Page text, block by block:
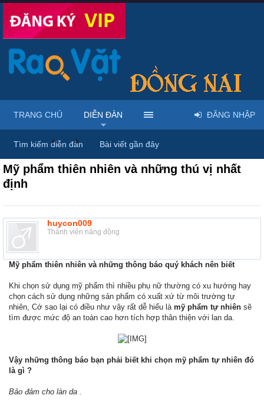
Diễn đàn ... Mỹ phẩm & spa làm đẹp tại Đồng Nai
Mỹ phẩm thiên nhiên và những thú vị nhất
định
huycon009
Thành viên năng động
Mỹ phẩm thiên nhiên và những thông báo quý khách nên biết
Khi chọn sử dụng mỹ phẩm thì nhiều phụ nữ thường có xu hướng hay
chọn cách sử dụng những sản phẩm có xuất xứ từ môi trường tự
nhiên, Cớ sao lại có điều như vậy rất dễ hiểu là mỹ phẩm tự nhiên sẽ
tìm được mức độ an toàn cao hơn tích hợp thân thiện với lan da.
Vậy những thông báo bạn phải biết khi chọn mỹ phẩm tự nhiên đó
là gì ?
Bảo đảm cho làn da .
TRANG CHỦ DIỄN ĐÀN
Tìm kiếm diễn đàn Bài viết gần đây
ĐĂNG NHẬP